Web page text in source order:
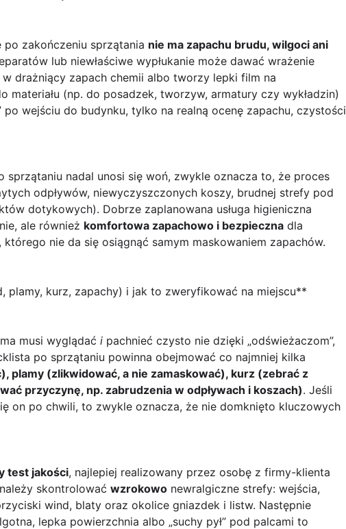
po zakończeniu sprzątania nie ma zapachu brudu, wilgoci ani
lub niewłaściwe wypłukanie może dawać wrażenie
drażniący zapach chemii albo tworzy lepki film na
(np. do posadzek, tworzyw, armatury czy wykładzin)
wejściu do budynku, tylko na realną ocenę zapachu, czystości
nadal unosi się woń, zwykle oznacza to, że proces
odpływów, niewyczyszczonych koszy, brudnej strefy pod
dotykowych). Dobrze zaplanowana usługa higieniczna
ale również komfortowa zapachowo i bezpieczna dla
nie da się osiągnąć samym maskowaniem zapachów.
plamy, kurz, zapachy) i jak to zweryfikować na miejscu**
musi wyglądać i pachnieć czysto nie dzięki „odświeżaczom”,
po sprzątaniu powinna obejmować co najmniej kilka
plamy (zlikwidować, a nie zamaskować), kurz (zebrać z
przyczynę, np. zabrudzenia w odpływach i koszach). Jeśli
on po chwili, to zwykle oznacza, że nie domknięto kluczowych
test jakości, najlepiej realizowany przez osobę z firmy-klienta
skontrolować wzrokowo newralgiczne strefy: wejścia,
wind, blaty oraz okolice gniazdek i listw. Następnie
lepka powierzchnia albo „suchy pył” pod palcami to